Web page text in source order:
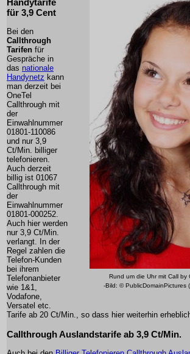
Rund um die Uhr mit Call by
-Bild: © PublicDomainPictures
Handytarife
für 3,9 Cent
Bei den
Callthrough
Tarifen für
Gespräche in
das nationale
Handynetz kann
man derzeit bei
OneTel
Callthrough mit
der
Einwahlnummer
01801-110086
und nur 3,9
Ct/Min. billiger
telefonieren.
Auch derzeit
billig ist 01067
Callthrough mit
der
Einwahlnummer
01801-000252.
Auch hier werden
nur 3,9 Ct/Min.
verlangt. In der
Regel zahlen die
Telefon-Kunden
bei ihrem
Telefonanbieter
wie 1&1,
Vodafone,
Versatel etc.
Tarife ab 20 Ct/Min., so dass hier weiterhin
Callthrough Auslandstarife ab 3,9 Ct/Min.